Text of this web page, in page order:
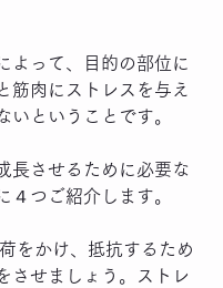
よって、目的の部位に
筋肉にストレスを与え
いということです。
長させるために必要な
４つご紹介します。
をかけ、抵抗するため
させましょう。ストレ